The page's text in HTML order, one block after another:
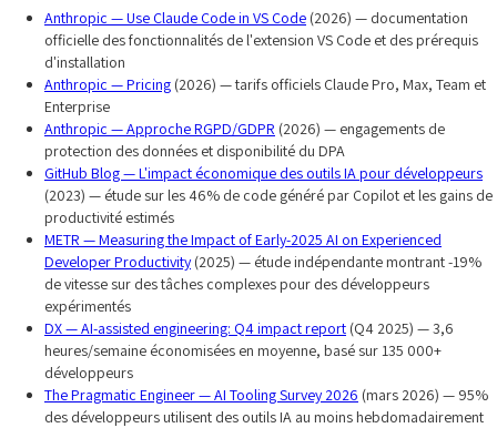
Anthropic — Use Claude Code in VS Code (2026) — documentation
officielle des fonctionnalités de l'extension VS Code et des prérequis
d'installation
Anthropic — Pricing (2026) — tarifs officiels Claude Pro, Max, Team et
Enterprise
Anthropic — Approche RGPD/GDPR (2026) — engagements de
protection des données et disponibilité du DPA
GitHub Blog — L'impact économique des outils IA pour développeurs
(2023) — étude sur les 46% de code généré par Copilot et les gains de
productivité estimés
METR — Measuring the Impact of Early-2025 AI on Experienced
Developer Productivity(2025) — étude indépendante montrant -19%
de vitesse sur des tâches complexes pour des développeurs
expérimentés
DX — AI-assisted engineering: Q4 impact report (Q4 2025) — 3,6
heures/semaine économisées en moyenne, basé sur 135 000+
développeurs
The Pragmatic Engineer — AI Tooling Survey 2026 (mars 2026) — 95%
des développeurs utilisent des outils IA au moins hebdomadairement